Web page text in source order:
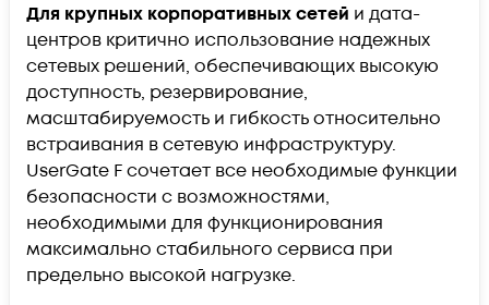
Для крупных корпоративных сетей и дата-
центров критично использование надежных
сетевых решений, обеспечивающих высокую
доступность, резервирование,
масштабируемость и гибкость относительно
встраивания в сетевую инфраструктуру.
UserGate F сочетает все необходимые функции
безопасности с возможностями,
необходимыми для функционирования
максимально стабильного сервиса при
предельно высокой нагрузке.